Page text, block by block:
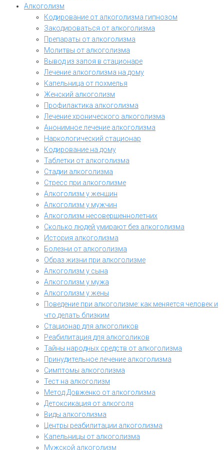
Алкоголизм
Кодирование от алкоголизма гипнозом
Закодироваться от алкоголизма
Препараты от алкоголизма
Молитвы от алкоголизма
Вывод из запоя в стационаре
Лечение алкоголизма на дому
Капельница от похмелья
Женский алкоголизм
Профилактика алкоголизма
Лечение хронического алкоголизма
Анонимное лечение алкоголизма
Наркологический стационар
Кодирование на дому
Таблетки от алкоголизма
Стадии алкоголизма
Стресс при алкоголизме
Алкоголизм у женщин
Алкоголизм у мужчин
Алкоголизм несовершеннолетних
Сколько людей умирают без алкоголизма
История алкоголизма
Болезни от алкоголизма
Образ жизни при алкоголизме
Алкоголизм у сына
Алкоголизм у мужа
Алкоголизм у жены
Поведение при алкоголизме: как меняется человек и
что делать близким
Стационар для алкоголиков
Реабилитация для алкоголиков
Тайны народных средств от алкоголизма
Принудительное лечение алкоголизма
Симптомы алкоголизма
Тест на алкоголизм
Метод Довженко от алкоголизма
Детоксикация от алкоголя
Виды алкоголизма
Центры реабилитации алкоголизма
Капельницы от алкоголизма
Мужской алкоголизм